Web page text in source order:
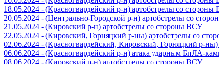
18.05.2024 - (Красногвардейский р-н) артобстрелы со
20.05.2024 - (Центрально-Городской р-н) артобстрелы со
21.05.2024 - (Кировский р-н) артобстрелы со стороны ВСУ
22.05.2024 - (Кировский, Горняцкий р-ны) артобстрелы со
02.06.2024 - (Красногвардейский, Кировский, Горняцкий р-
06.06.2024 - (Красногвардейский р-н) атака ударным БпЛА-
08.06.2024 - (Кировский р-н) артобстрелы со стороны ВСУ